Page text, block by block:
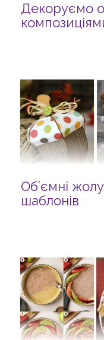
Декоруємо
Об’ємні
шаблонів